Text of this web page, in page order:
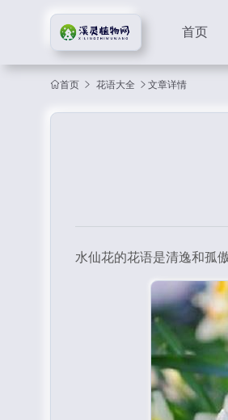
首页
首页 花语大全 文章详情
水仙花的花语是清逸和孤